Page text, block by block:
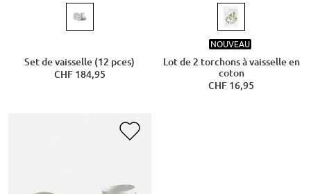
Set de vaisselle (12 pces)
CHF 184,95
NOUVEAU
Lot de 2 torchons à vaisselle en
coton
CHF 16,95